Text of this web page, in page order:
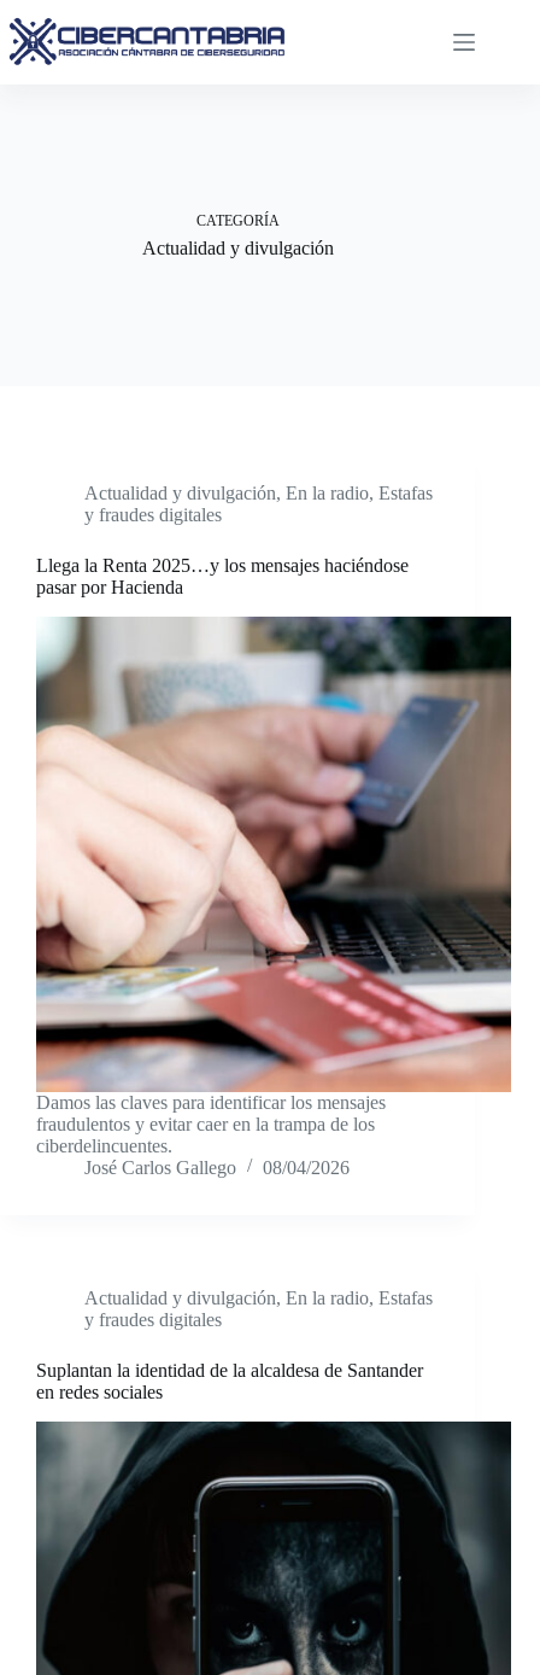
al
contenido
CATEGORÍA
Actualidad y divulgación
Actualidad y divulgación, En la radio, Estafas
y fraudes digitales
Llega la Renta 2025…y los mensajes haciéndose
pasar por Hacienda
Damos las claves para identificar los mensajes
fraudulentos y evitar caer en la trampa de los
ciberdelincuentes.
José Carlos Gallego
08/04/2026
Actualidad y divulgación, En la radio, Estafas
y fraudes digitales
Suplantan la identidad de la alcaldesa de Santander
en redes sociales